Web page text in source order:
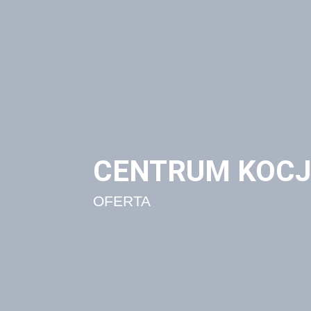
CENTRUM
OFERTA